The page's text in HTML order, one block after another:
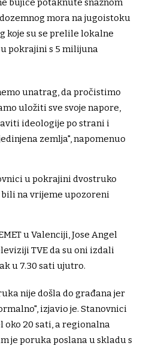
bujice potaknute snažnom
mora na jugoistoku
koje su se prelile lokalne
pokrajini s 5 milijuna
unatrag, da pročistimo
uložiti sve svoje napore,
ideologije po strani i
zemlja", napomenuo
u pokrajini dvostruko
bili na vrijeme upozoreni
u Valenciji, Jose Angel
TVE da su oni izdali
u 7.30 sati ujutro.
nije došla do građana jer
izjavio je. Stanovnici
20 sati, a regionalna
je poruka poslana u skladu s